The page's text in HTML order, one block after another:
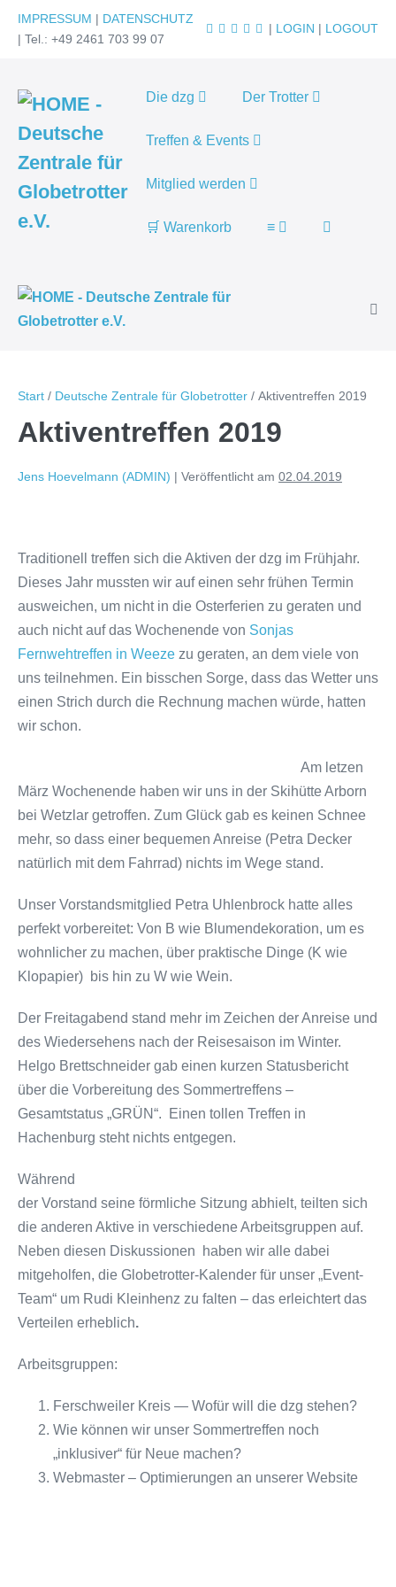
Zum
Inhalt
IMPRESSUM | DATENSCHUTZ
| Tel.: +49 2461 703 99 07
| LOGIN | LOGOUT
Die dzg Der Trotter
Treffen & Events
Mitglied werden
🛒 Warenkorb ≡
Suche-
Start / Deutsche Zentrale für Globetrotter / Aktiventreffen 2019
Aktiventreffen 2019
Jens Hoevelmann (ADMIN) | Veröffentlicht am 02.04.2019
Traditionell treffen sich die Aktiven der dzg im Frühjahr.
Dieses Jahr mussten wir auf einen sehr frühen Termin
ausweichen, um nicht in die Osterferien zu geraten und
auch nicht auf das Wochenende von Sonjas
Fernwehtreffen in Weeze zu geraten, an dem viele von
uns teilnehmen. Ein bisschen Sorge, dass das Wetter uns
einen Strich durch die Rechnung machen würde, hatten
wir schon.
Am letzen
März Wochenende haben wir uns in der Skihütte Arborn
bei Wetzlar getroffen. Zum Glück gab es keinen Schnee
mehr, so dass einer bequemen Anreise (Petra Decker
natürlich mit dem Fahrrad) nichts im Wege stand.
Unser Vorstandsmitglied Petra Uhlenbrock hatte alles
perfekt vorbereitet: Von B wie Blumendekoration, um es
wohnlicher zu machen, über praktische Dinge (K wie
Klopapier) bis hin zu W wie Wein.
Der Freitagabend stand mehr im Zeichen der Anreise und
des Wiedersehens nach der Reisesaison im Winter.
Helgo Brettschneider gab einen kurzen Statusbericht
über die Vorbereitung des Sommertreffens –
Gesamtstatus „GRÜN“. Einen tollen Treffen in
Hachenburg steht nichts entgegen.
Während
der Vorstand seine förmliche Sitzung abhielt, teilten sich
die anderen Aktive in verschiedene Arbeitsgruppen auf.
Neben diesen Diskussionen haben wir alle dabei
mitgeholfen, die Globetrotter-Kalender für unser „Event-
Team“ um Rudi Kleinhenz zu falten – das erleichtert das
Verteilen erheblich.
Arbeitsgruppen:
Ferschweiler Kreis — Wofür will die dzg stehen?
Wie können wir unser Sommertreffen noch
„inklusiver“ für Neue machen?
Webmaster – Optimierungen an unserer Website